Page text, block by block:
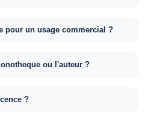
pour un usage commercial ?
ou l'auteur ?
?